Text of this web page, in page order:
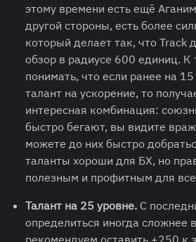
этому времени есть ещё
другой стороны, есть более
который делает так, что Track
обзор в радиусе 600 единиц.
понимать, что если ранее на
талант на ускорение, то
интересная комбинация:
быстро бегают, вы видите
можете до них быстро
таланты хороши для БХ, но
полезным и профитным для
Талант на 25 уровне. С
определиться иногда сложнее